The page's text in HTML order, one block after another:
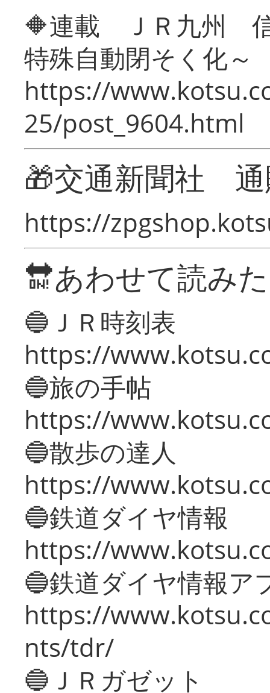
🔶連載 ＪＲ九州 信
特殊自動閉そく化～
https://
25/post_9604.html
🎁交通新聞社
https://
🔛あわせて読み
🔵ＪＲ時刻表
https://
🔵旅の手帖
https://
🔵散歩の達人
https://
🔵鉄道ダイヤ情報
https://
🔵鉄道ダイヤ情報ア
https://
nts/tdr/
🔵ＪＲガゼット